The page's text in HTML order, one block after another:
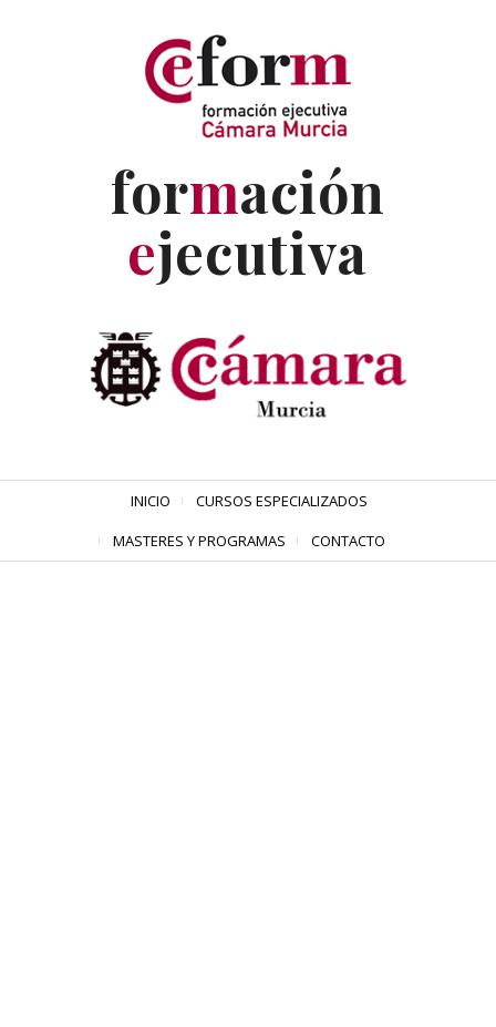
formación
ejecutiva
INICIO
CURSOS ESPECIALIZADOS
MASTERES Y PROGRAMAS
CONTACTO